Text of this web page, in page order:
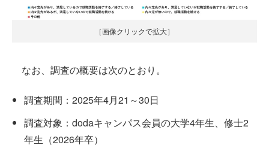
［画像クリックで拡大］
なお、調査の概要は次のとおり。
調査期間：2025年4月21～30日
調査対象：dodaキャンパス会員の大学4年生、修士2
年生（2026年卒）